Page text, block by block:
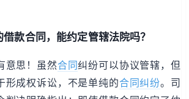
款合同，能约定管辖法院吗？
意思！虽然合同纠纷可以协议管辖，但
形成权诉讼，不是单纯的合同纠纷。司